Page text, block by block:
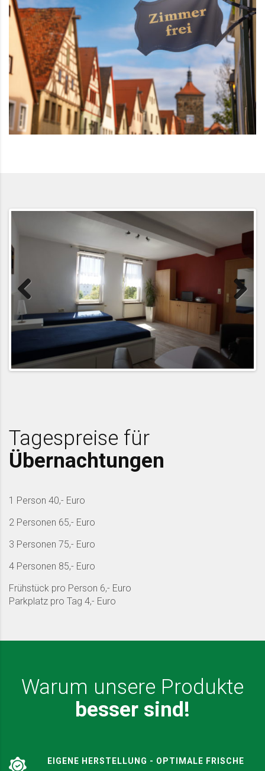
Previous Next
Tagespreise für
Übernachtungen
1 Person 40,- Euro
2 Personen 65,- Euro
3 Personen 75,- Euro
4 Personen 85,- Euro
Frühstück pro Person 6,- Euro
Parkplatz pro Tag 4,- Euro
Warum unsere Produkte
besser sind!
EIGENE HERSTELLUNG - OPTIMALE FRISCHE